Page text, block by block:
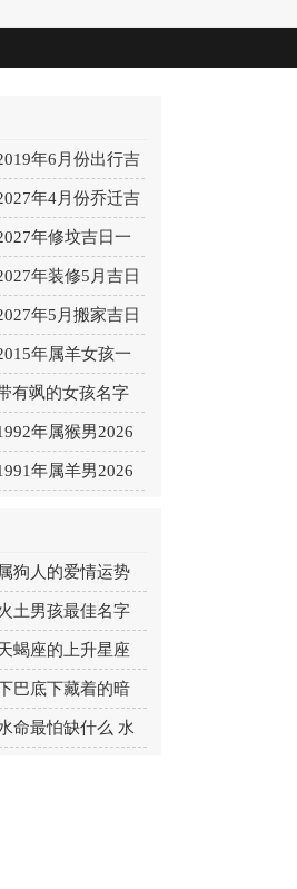
年6月份出行吉
年6月出行吉日
表
年4月份乔迁吉
览表 2027年4月乔
日吉时查询
年修坟吉日一
2027年农历2月修
日一览表
年装修5月吉日
查询表 2027年农历
修吉日一览表
年5月搬家吉日
细解释 2027年5月
吉日吉时查询
年属羊女孩一
势 2015年属羊女
年健康运好吗
有飒的女孩名字
取名字带飒字有什
字好听
年属猴男2026
花运 1992年属猴男
年属羊男2026
属狗人的爱情运势
么意思 属狗的人爱
土男孩最佳名字
属性的字男孩名字
些
蝎座的上升星座
表 天蝎座的上升星
询
巴底下藏着的暗
解 下巴尖底下有痣
命最怕缺什么 水